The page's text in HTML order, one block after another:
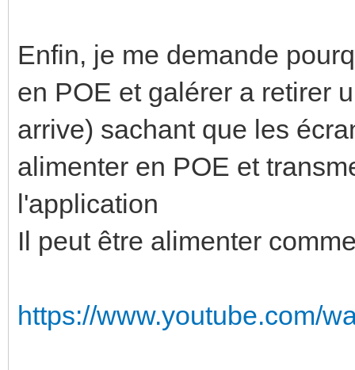
Enfin, je me demande
en POE et galérer a retirer
arrive) sachant que les
alimenter en POE et
l'application
Il peut être alimenter
https://www.youtube.com/